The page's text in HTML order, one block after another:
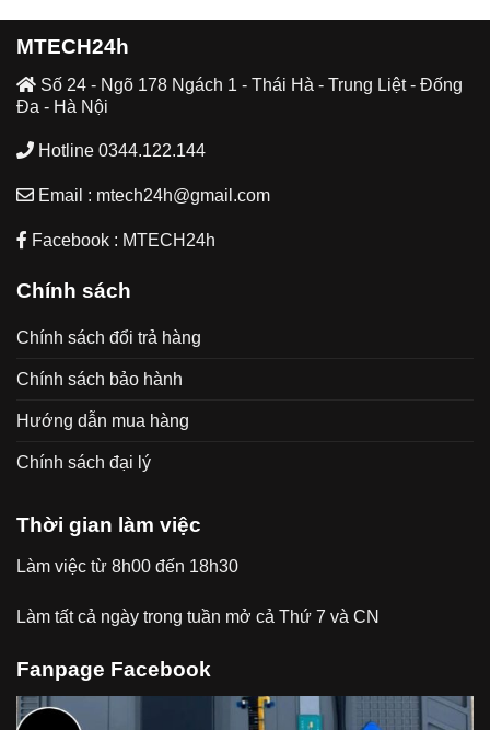
MTECH24h
Số 24 - Ngõ 178 Ngách 1 - Thái Hà - Trung Liệt - Đống
Đa - Hà Nội
Hotline 0344.122.144
Email : mtech24h@gmail.com
Facebook : MTECH24h
Chính sách
Chính sách đổi trả hàng
Chính sách bảo hành
Hướng dẫn mua hàng
Chính sách đại lý
Thời gian làm việc
Làm việc từ 8h00 đến 18h30
Làm tất cả ngày trong tuần mở cả Thứ 7 và CN
Fanpage Facebook